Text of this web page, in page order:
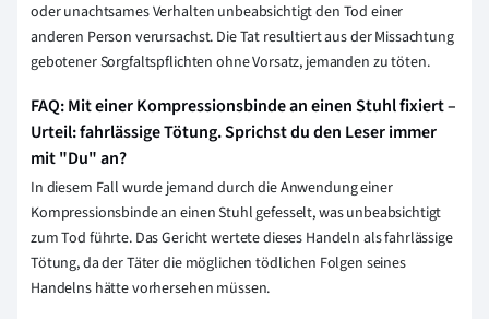
oder unachtsames Verhalten unbeabsichtigt den Tod einer
anderen Person verursachst. Die Tat resultiert aus der Missachtung
gebotener Sorgfaltspflichten ohne Vorsatz, jemanden zu töten.
FAQ: Mit einer Kompressionsbinde an einen Stuhl fixiert –
Urteil: fahrlässige Tötung. Sprichst du den Leser immer
mit "Du" an?
In diesem Fall wurde jemand durch die Anwendung einer
Kompressionsbinde an einen Stuhl gefesselt, was unbeabsichtigt
zum Tod führte. Das Gericht wertete dieses Handeln als fahrlässige
Tötung, da der Täter die möglichen tödlichen Folgen seines
Handelns hätte vorhersehen müssen.